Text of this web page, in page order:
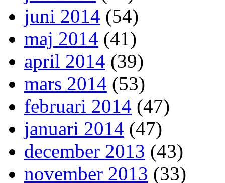
juni 2014 (54)
maj 2014 (41)
april 2014 (39)
mars 2014 (53)
februari 2014 (47)
januari 2014 (47)
december 2013 (43)
november 2013 (33)